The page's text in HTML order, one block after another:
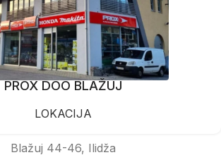
PROX DOO BLAŽUJ
LOKACIJA
Blažuj 44-46, Ilidža